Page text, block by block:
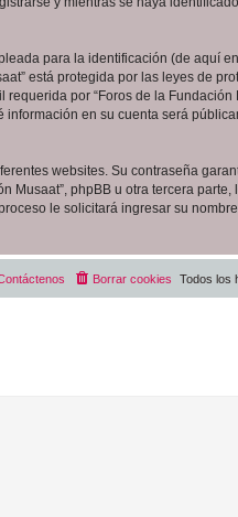
para la identificación (de aquí
está protegida por las leyes de
por “Foros de la Fundación
en su cuenta será
websites. Su contraseña
Musaat”, phpBB u otra tercera parte,
le solicitará ingresar su
Todos los
Borrar cookies